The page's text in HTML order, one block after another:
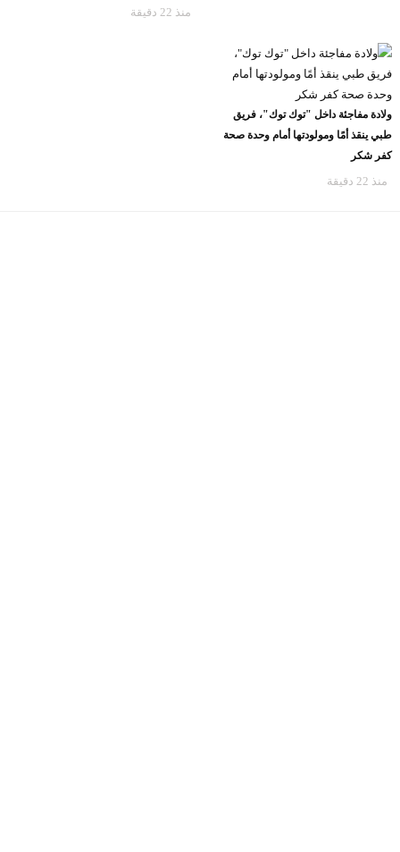
منذ 22 دقيقة
ولادة مفاجئة داخل "توك توك"، فريق
طبي ينقذ أمًا ومولودتها أمام وحدة صحة
كفر شكر
منذ 22 دقيقة